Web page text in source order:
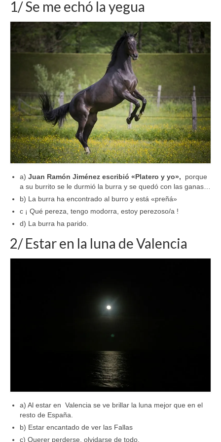
1/ Se me echó la yegua
a) Juan Ramón Jiménez escribió «Platero y yo», porque
a su burrito se le durmió la burra y se quedó con las ganas…
b) La burra ha encontrado al burro y está «preñá»
c ¡ Qué pereza, tengo modorra, estoy perezoso/a !
d) La burra ha parido.
2/ Estar en la luna de Valencia
a) Al estar en Valencia se ve brillar la luna mejor que en el
resto de España.
b) Estar encantado de ver las Fallas
c) Querer perderse, olvidarse de todo,